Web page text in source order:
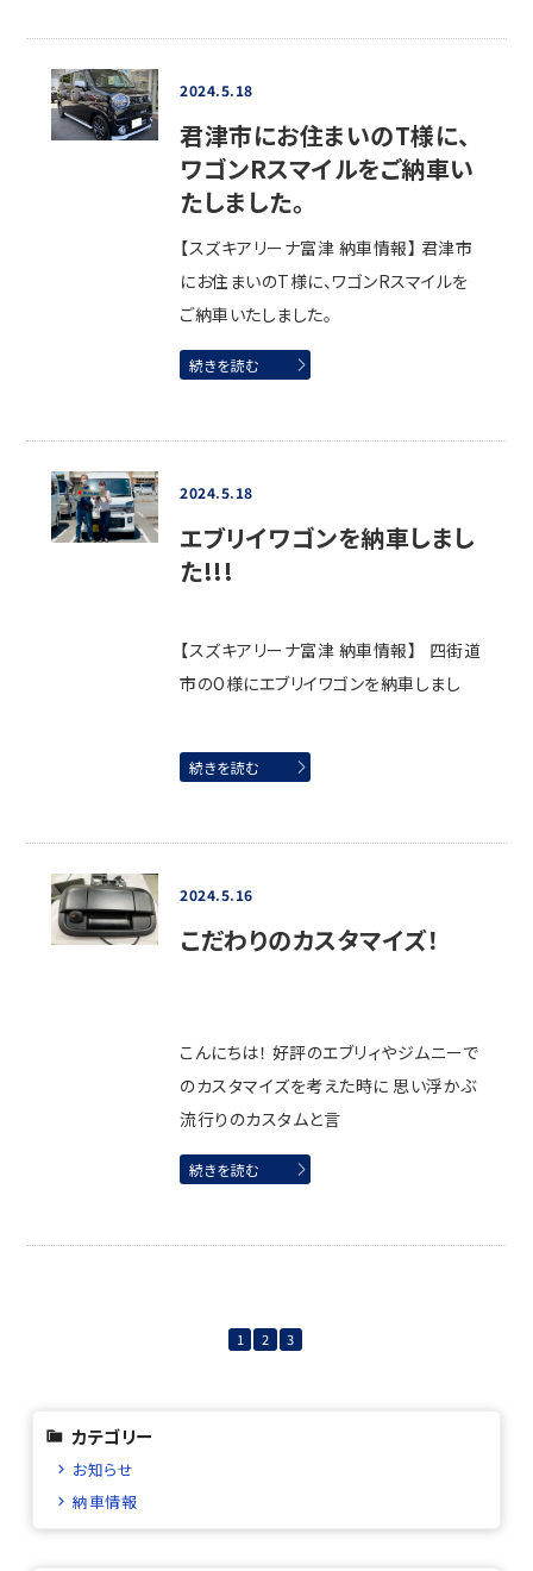
2024.5.18
君津市にお住まいのT様に、
ワゴンRスマイルをご納車い
たしました。
【スズキアリーナ富津 納車情報】 君津市
にお住まいのT様に、ワゴンRスマイルを
ご納車いたしました。
続きを読む
2024.5.18
エブリイワゴンを納車しまし
た!!!
【スズキアリーナ富津 納車情報】 四街道
市のO様にエブリイワゴンを納車しまし
続きを読む
2024.5.16
こだわりのカスタマイズ！
こんにちは！ 好評のエブリィやジムニーで
のカスタマイズを考えた時に 思い浮かぶ
流行りのカスタムと言
続きを読む
1 2 3
カテゴリー
お知らせ
納車情報